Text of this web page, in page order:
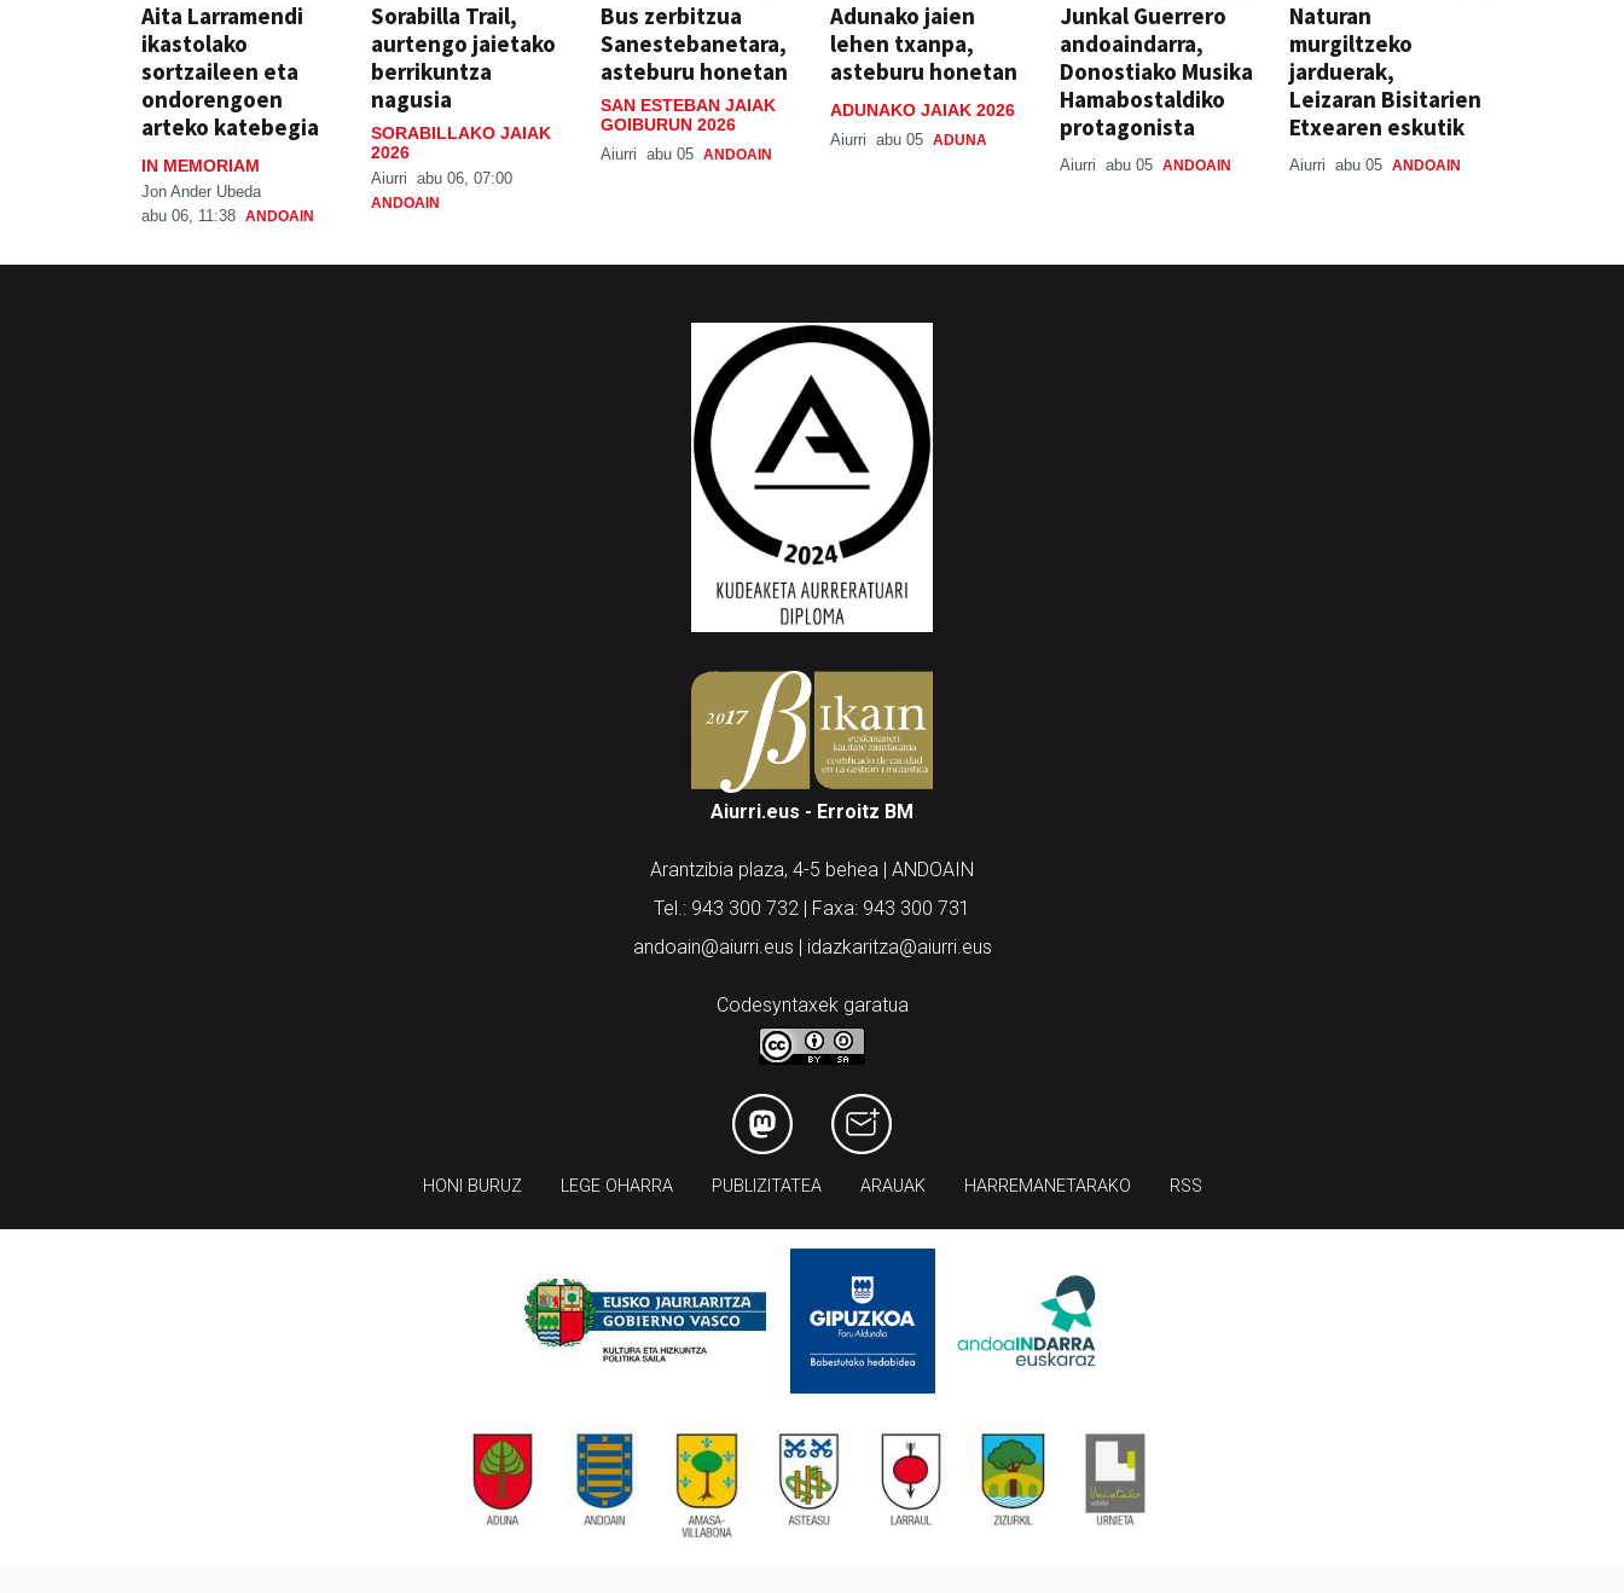
Aita Larramendi
ikastolako
sortzaileen eta
ondorengoen
arteko katebegia
IN MEMORIAM
Jon Ander Ubeda
abu 06, 11:38 ANDOAIN
Sorabilla Trail,
aurtengo jaietako
berrikuntza
nagusia
SORABILLAKO JAIAK
2026
Aiurri abu 06, 07:00
ANDOAIN
Bus zerbitzua
Sanestebanetara,
asteburu honetan
SAN ESTEBAN JAIAK
GOIBURUN 2026
Aiurri abu 05 ANDOAIN
Adunako jaien
lehen txanpa,
asteburu honetan
ADUNAKO JAIAK 2026
Aiurri abu 05 ADUNA
Junkal Guerrero
andoaindarra,
Donostiako Musika
Hamabostaldiko
protagonista
Aiurri abu 05 ANDOAIN
Naturan
murgiltzeko
jarduerak,
Leizaran Bisitarien
Etxearen eskutik
Aiurri abu 05 ANDOAIN
Aiurri.eus - Erroitz BM
Arantzibia plaza, 4-5 behea | ANDOAIN
Tel.: 943 300 732 | Faxa: 943 300 731
andoain@aiurri.eus | idazkaritza@aiurri.eus
Codesyntaxek garatua
HONI BURUZ LEGE OHARRA PUBLIZITATEA ARAUAK HARREMANETARAKO RSS